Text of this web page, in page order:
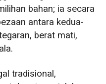
bahan; ia secara
antara kedua-
berat mati,
tradisional,